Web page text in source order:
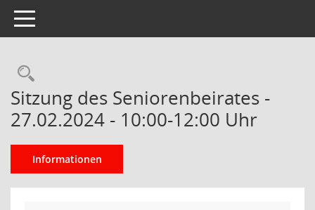
Toggle navigation
Rechercheauswahl
Sitzung des Seniorenbeirates -
27.02.2024 - 10:00-12:00 Uhr
Informationen